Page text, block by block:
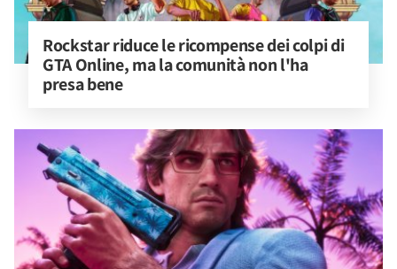
Rockstar riduce le ricompense dei colpi di
GTA Online, ma la comunità non l'ha
presa bene